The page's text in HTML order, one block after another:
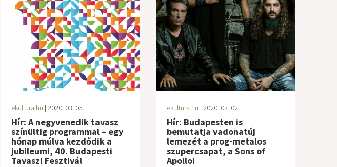
ekultura.hu | 2020. 03. 05.
Hír: A negyvenedik tavasz
színültig programmal – egy
hónap múlva kezdődik a
jubileumi, 40. Budapesti
Tavaszi Fesztivál
ekultura.hu | 2020. 03. 02.
Hír: Budapesten is
bemutatja vadonatúj
lemezét a prog-metalos
szupercsapat, a Sons of
Apollo!